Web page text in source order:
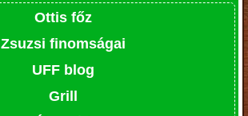
Ottis főz
Zsuzsi finomságai
UFF blog
Grill